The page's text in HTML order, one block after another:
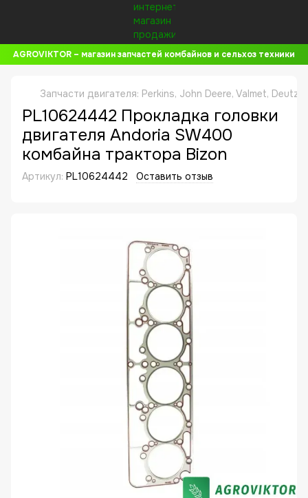
AGROVIKTOR – магазин запчастей комбайнов и сельхоз техники
Запчасти двигателя: Perkins, John Deere, Valmet,
PL10624442 Прокладка головки
двигателя Andoria SW400
комбайна трактора Bizon
Артикул: PL10624442 Оставить отзыв